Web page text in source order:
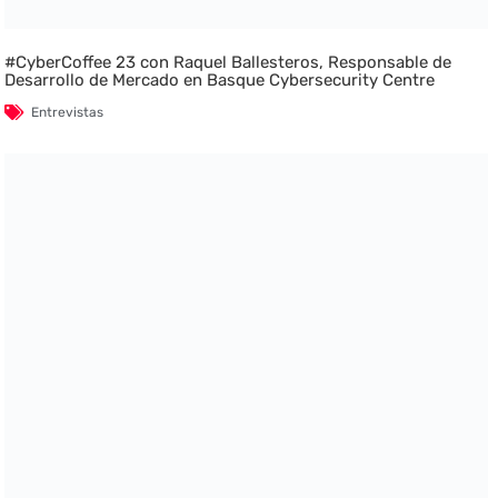
#CyberCoffee 23 con Raquel Ballesteros, Responsable de
Desarrollo de Mercado en Basque Cybersecurity Centre
Entrevistas